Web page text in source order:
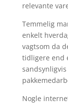
relevante
Temmelig
enkelt
vagtsom da
tidligere end
Nogle